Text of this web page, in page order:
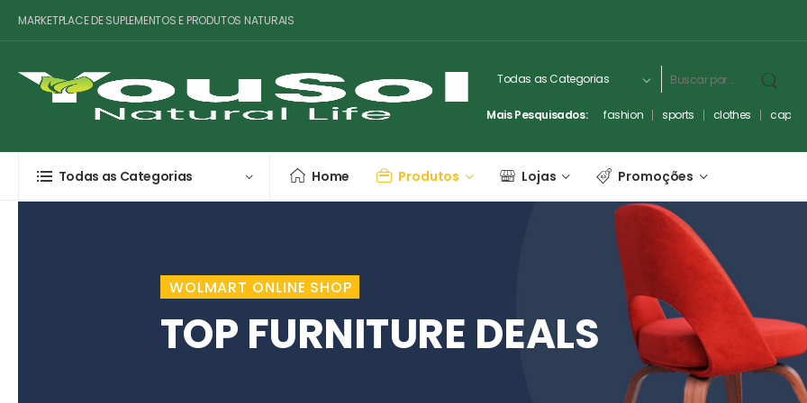
MARKETPLACE DE SUPLEMENTOS E PRODUTOS NATURAIS
Mais Pesquisados: fashion sports clothes
Todas as Categorias Home Produtos Lojas Promoções
WOLMART ONLINE SHOP
TOP FURNITURE DEALS